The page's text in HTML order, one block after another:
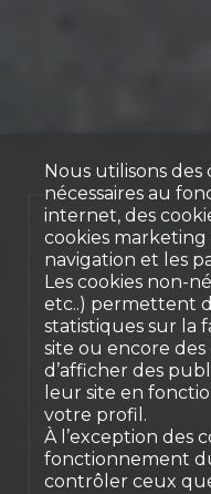
Vendu
Attique
Élégance
2 pas du
Nous utilisons
nécessaires au
internet, des
cookies
navigation et les
Les cookies non-
etc..) permettent
statistiques sur la
site ou encore
d’afficher des
leur site en
votre profil.
À l’exception des
fonctionnement
contrôler ceux